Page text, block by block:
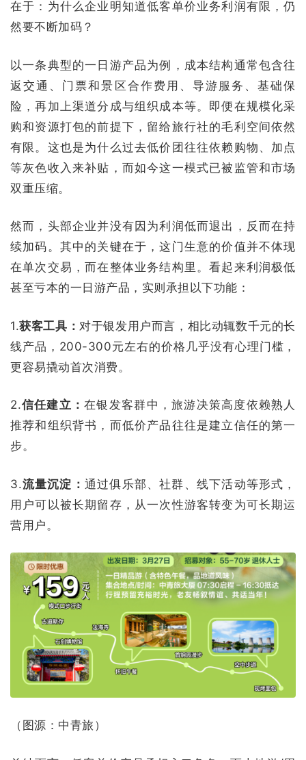
在于：为什么企业明知道低客单价业务利润有限，仍
然要不断加码？
以一条典型的一日游产品为例，成本结构通常包含往
返交通、门票和景区合作费用、导游服务、基础保
险，再加上渠道分成与组织成本等。即便在规模化采
购和资源打包的前提下，留给旅行社的毛利空间依然
有限。这也是为什么过去低价团往往依赖购物、加点
等灰色收入来补贴，而如今这一模式已被监管和市场
双重压缩。
然而，头部企业并没有因为利润低而退出，反而在持
续加码。其中的关键在于，这门生意的价值并不体现
在单次交易，而在整体业务结构里。看起来利润极低
甚至亏本的一日游产品，实则承担以下功能：
1.获客工具： 对于银发用户而言，相比动辄数千元的长
线产品，200-300元左右的价格几乎没有心理门槛，
更容易撬动首次消费。
2.信任建立：在银发客群中，旅游决策高度依赖熟人
推荐和组织背书，而低价产品往往是建立信任的第一
步。
3.流量沉淀： 通过俱乐部、社群、线下活动等形式，
用户可以被长期留存，从一次性游客转变为可长期运
营用户。
（图源：中青旅）